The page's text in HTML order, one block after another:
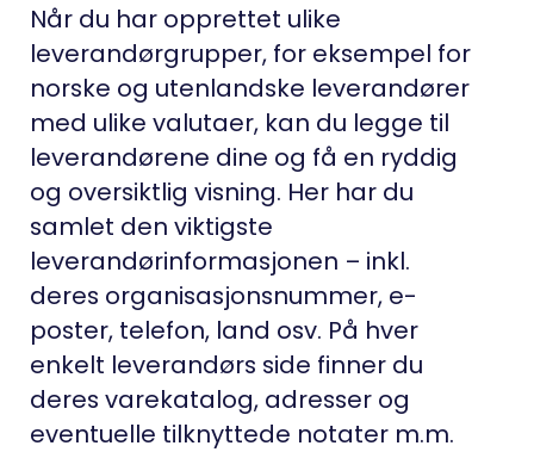
Når du har opprettet ulike
leverandørgrupper, for eksempel for
norske og utenlandske leverandører
med ulike valutaer, kan du legge til
leverandørene dine og få en ryddig
og oversiktlig visning. Her har du
samlet den viktigste
leverandørinformasjonen – inkl.
deres organisasjonsnummer, e-
poster, telefon, land osv. På hver
enkelt leverandørs side finner du
deres varekatalog, adresser og
eventuelle tilknyttede notater m.m.